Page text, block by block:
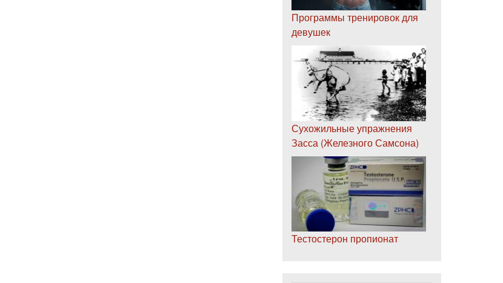
Программы тренировок для
девушек
Сухожильные упражнения
Засса (Железного Самсона)
Тестостерон пропионат